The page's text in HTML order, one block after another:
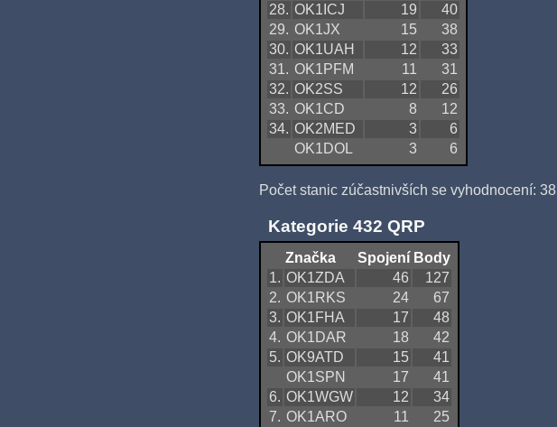
28. OK1ICJ 19
40
29. OK1JX 15
38
30. OK1UAH 12
33
31. OK1PFM 11
31
32. OK2SS 12
26
33. OK1CD 8
12
34. OK2MED 3
6
OK1DOL
3 6
Počet stanic zúčastnivších se vyhodnocení: 38
Kategorie 432 QRP
Značka Spojení Body
1. OK1ZDA 46
127
2. OK1RKS 24
67
3. OK1FHA 17
48
4. OK1DAR 18
42
5. OK9ATD 15
41
OK1SPN
17
41
6. OK1WGW 12
34
7. OK1ARO 11
25